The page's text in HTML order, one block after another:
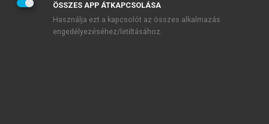
ÖSSZES APP ÁTKAPCSOLÁSA
Használja ezt a kapcsolót az összes alkalmazás
engedélyezéséhez/letiltásához.